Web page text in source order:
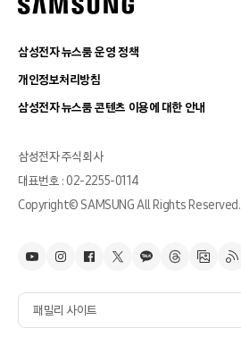
삼성전자 뉴스룸 운영 정책
개인정보처리방침
삼성전자 뉴스룸 콘텐츠 이용에 대한 안내
삼성전자 주식회사
대표번호 : 02-2255-0114
Copyright© SAMSUNG All Rights Reserved.
패밀리 사이트